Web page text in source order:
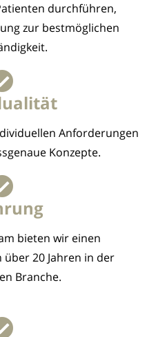
durchführen,
zur bestmöglichen
Anforderungen
Konzepte.
bieten wir einen
20 Jahren in der
Branche.